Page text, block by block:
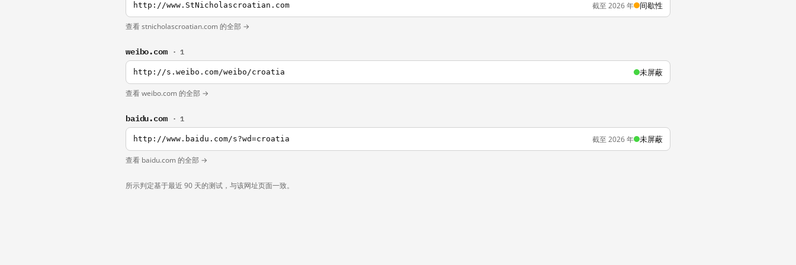
http://www.StNicholascroatian.com 截至 2026 年 间歇性
查看 stnicholascroatian.com 的全部 →
weibo.com · 1
http://s.weibo.com/weibo/croatia 未屏蔽
查看 weibo.com 的全部 →
baidu.com · 1
http://www.baidu.com/s?wd=croatia 截至 2026 年 未屏蔽
查看 baidu.com 的全部 →
所示判定基于最近 90 天的测试，与该网址页面一致。